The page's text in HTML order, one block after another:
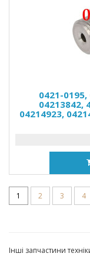
0421-0195,
04213842,
04214923,
1 2 3 4
Інші запчастини